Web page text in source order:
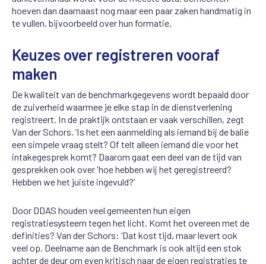
hoeven dan daarnaast nog maar een paar zaken handmatig in
te vullen, bijvoorbeeld over hun formatie.
Keuzes over registreren vooraf
maken
De kwaliteit van de benchmarkgegevens wordt bepaald door
de zuiverheid waarmee je elke stap in de dienstverlening
registreert. In de praktijk ontstaan er vaak verschillen, zegt
Van der Schors. ‘Is het een aanmelding als iemand bij de balie
een simpele vraag stelt? Of telt alleen iemand die voor het
intakegesprek komt? Daarom gaat een deel van de tijd van
gesprekken ook over 'hoe hebben wij het geregistreerd?
Hebben we het juiste ingevuld?’
Door DDAS houden veel gemeenten hun eigen
registratiesysteem tegen het licht. Komt het overeen met de
definities? Van der Schors: ‘Dat kost tijd, maar levert ook
veel op. Deelname aan de Benchmark is ook altijd een stok
achter de deur om even kritisch naar de eigen registraties te